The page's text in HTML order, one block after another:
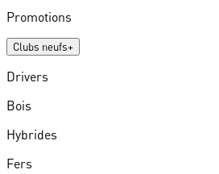
Promotions
Clubs neufs+
Drivers
Bois
Hybrides
Fers